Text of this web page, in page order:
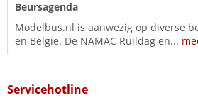
Beursagenda
Modelbus.nl is aanwezig op diverse
en België. De NAMAC Ruildag en...
Servicehotline